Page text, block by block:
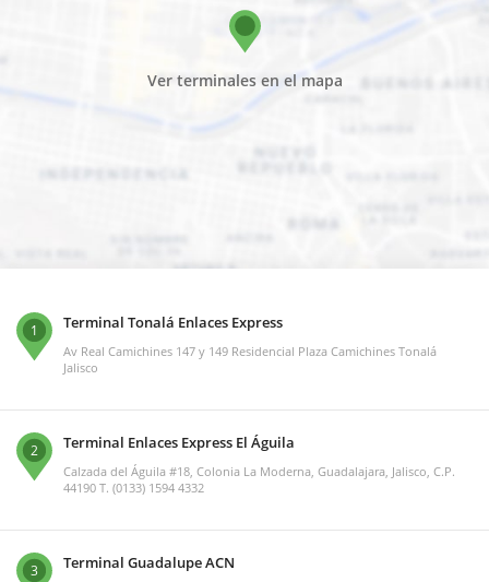
Ver terminales en el mapa
1 Terminal Tonalá Enlaces Express
Av Real Camichines 147 y 149 Residencial Plaza Camichines Tonalá
Jalisco
2 Terminal Enlaces Express El Águila
Calzada del Águila #18, Colonia La Moderna, Guadalajara, Jalisco, C.P.
44190 T. (0133) 1594 4332
3 Terminal Guadalupe ACN